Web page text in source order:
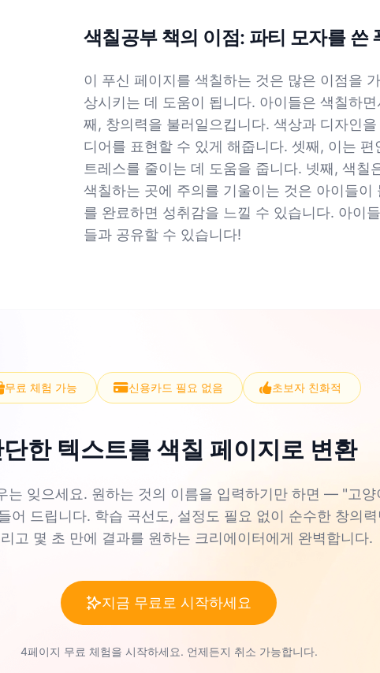
색칠공부 책의 이점: 파티 모자를 쓴
이 푸신 페이지를 색칠하는 것은 많은 이점을
상시키는 데 도움이 됩니다. 아이들은 색칠하
째, 창의력을 불러일으킵니다. 색상과 디자인
디어를 표현할 수 있게 해줍니다. 셋째, 이는
트레스를 줄이는 데 도움을 줍니다. 넷째, 색
색칠하는 곳에 주의를 기울이는 것은 아이들
를 완료하면 성취감을 느낄 수 있습니다. 아이
들과 공유할 수 있습니다!
무료 체험 가능 신용카드 필요 없음 초보자 친화적
한 텍스트를 색칠 페이지로 변환
는 잊으세요. 원하는 것의 이름을 입력하기만 하면 — "고
어 드립니다. 학습 곡선도, 설정도 필요 없이 순수한 창의
고 몇 초 만에 결과를 원하는 크리에이터에게 완벽합니다.
지금 무료로 시작하세요
4페이지 무료 체험을 시작하세요. 언제든지 취소 가능합니다.